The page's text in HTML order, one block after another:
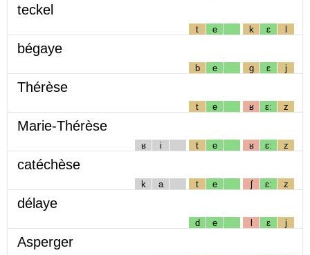
teckel
t e k ɛ l
bégaye
b e g ɛ j
Thérèse
t e ʁ ɛː z
Marie-Thérèse
ʁ i t e ʁ ɛː z
catéchèse
k a t e ʃ ɛː z
délaye
d e l ɛ j
Asperger